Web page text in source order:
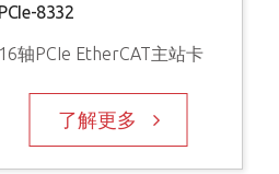
PCIe-8332
16轴PCIe EtherCAT主站卡
了解更多